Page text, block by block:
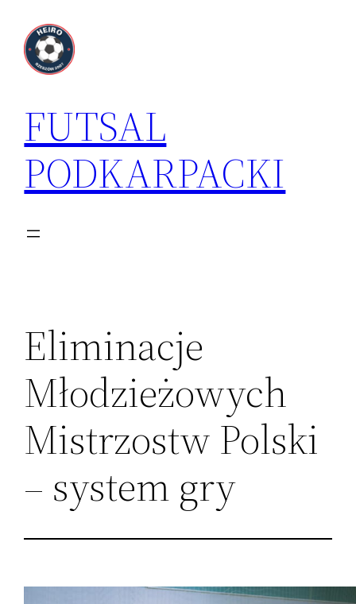
treści
FUTSAL
PODKARPACKI
Eliminacje
Młodzieżowych
Mistrzostw Polski
– system gry